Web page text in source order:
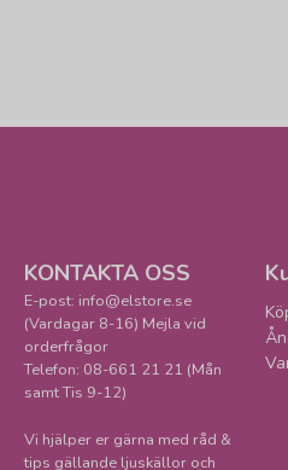
KONTAKTA OSS
E-post: info@elstore.se
(Vardagar 8-16) Mejla vid
orderfrågor
Telefon: 08-661 21 21 (Mån
samt Tis 9-12)
Vi hjälper er gärna med råd &
tips gällande ljuskällor och